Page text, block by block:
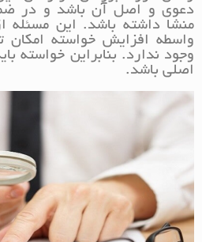
دعوی و اصل آن باشد و در
منشا داشته باشد. این
واسطه افزایش خواسته امکان
وجود ندارد. بنابراین خواسته
اصلی باشد.